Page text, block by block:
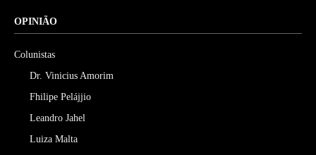
OPINIÃO
Colunistas
Dr. Vinicius Amorim
Fhilipe Pelájjio
Leandro Jahel
Luiza Malta